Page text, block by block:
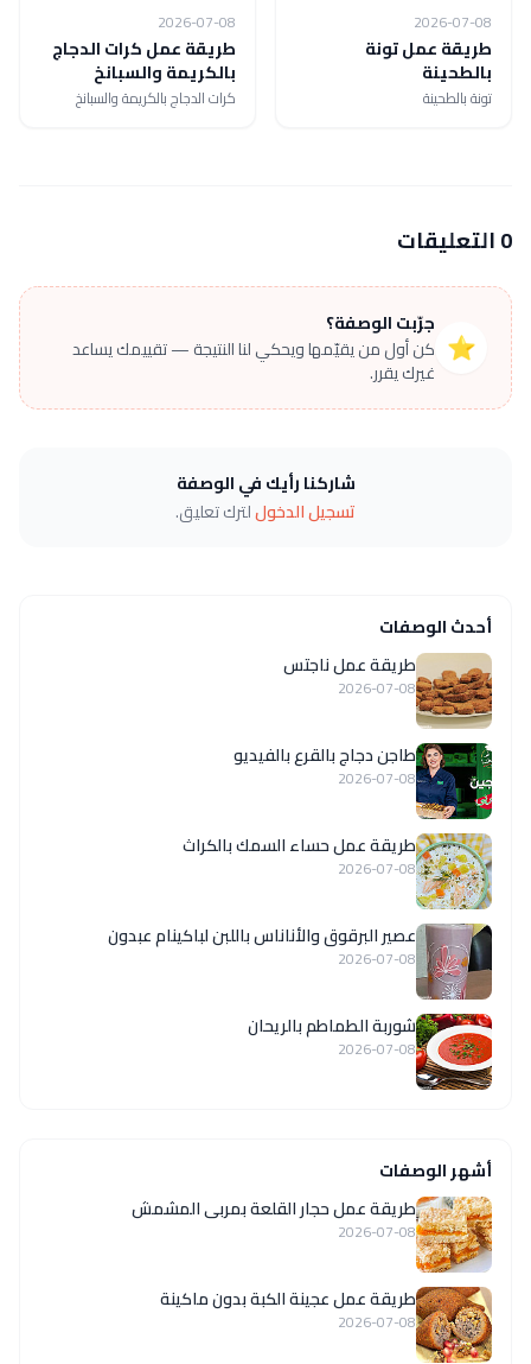
2026-07-08
طريقة عمل تونة
بالطحينة
تونة بالطحينة
2026-07-08
طريقة عمل كرات الدجاج
بالكريمة والسبانخ
كرات الدجاج بالكريمة والسبانخ
0 التعليقات
⭐
جرّبت الوصفة؟
كن أول من يقيّمها ويحكي لنا النتيجة — تقييمك يساعد
غيرك يقرر.
شاركنا رأيك في الوصفة
تسجيل الدخوللترك تعليق.
أحدث الوصفات
طريقة عمل ناجتس
2026-07-08
طاجن دجاج بالقرع بالفيديو
2026-07-08
طريقة عمل حساء السمك بالكراث
2026-07-08
عصير البرقوق والأناناس باللبن لباكينام عبدون
2026-07-08
شوربة الطماطم بالريحان
2026-07-08
أشهر الوصفات
طريقة عمل حجار القلعة بمربى المشمش
2026-07-08
طريقة عمل عجينة الكبة بدون ماكينة
2026-07-08